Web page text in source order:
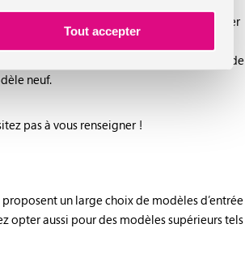
Tout accepter
voiture sans permis. En effet, le prix du loyer
vous choisissez comme la durée de
dépannage. A la fin de la période de
neuf.
pas à vous renseigner !
un large choix de modèles d’entrée
opter aussi pour des modèles supérieurs tels